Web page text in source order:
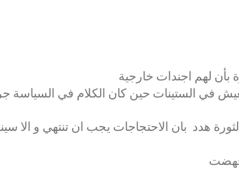
بأن لهم اجندات خارجية
في الستينات حين كان الكلام في السياسة
هدد بان الاحتجاجات يجب ان تنتهي و الا